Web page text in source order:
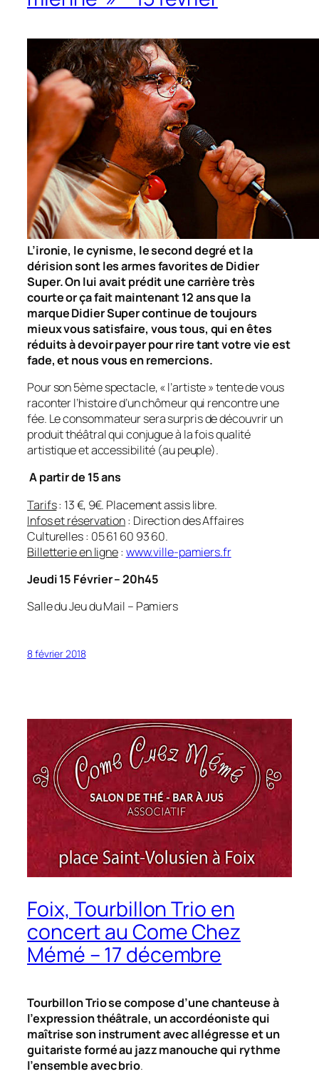
L’ironie, le cynisme, le second degré et la
dérision sont les armes favorites de Didier
Super. On lui avait prédit une carrière très
courte or ça fait maintenant 12 ans que la
marque Didier Super continue de toujours
mieux vous satisfaire, vous tous, qui en êtes
réduits à devoir payer pour rire tant votre vie est
fade, et nous vous en remercions.
Pour son 5ème spectacle, « l’artiste » tente de vous
raconter l’histoire d’un chômeur qui rencontre une
fée. Le consommateur sera surpris de découvrir un
produit théâtral qui conjugue à la fois qualité
artistique et accessibilité (au peuple).
A partir de 15 ans
Tarifs: 13 €, 9€. Placement assis libre.
Infos et réservation: Direction des Affaires
Culturelles : 05 61 60 93 60.
Billetterie en ligne: www.ville-pamiers.fr
Jeudi 15 Février – 20h45
Salle du Jeu du Mail – Pamiers
8 février 2018
Foix, Tourbillon Trio en
concert au Come Chez
Mémé – 17 décembre
Tourbillon Trio se compose d’une chanteuse à
l’expression théâtrale, un accordéoniste qui
maîtrise son instrument avec allégresse et un
guitariste formé au jazz manouche qui rythme
l’ensemble avec brio.